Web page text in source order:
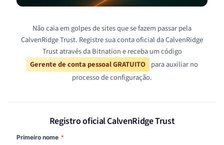
Não caia em golpes de sites que se fazem passar pela
CalvenRidge Trust. Registre sua conta oficial da CalvenRidge
Trust através da Bitnation e receba um código
Gerente de conta pessoal GRATUITO para auxiliar no
processo de configuração.
Registro oficial CalvenRidge Trust
Primeiro nome *